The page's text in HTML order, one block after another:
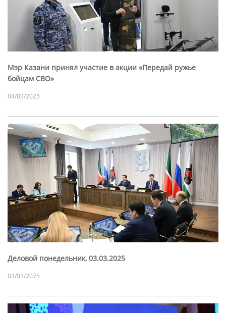
Мэр Казани принял участие в акции «Передай ружье
бойцам СВО»
04/03/2025
Деловой понедельник, 03.03.2025
03/03/2025